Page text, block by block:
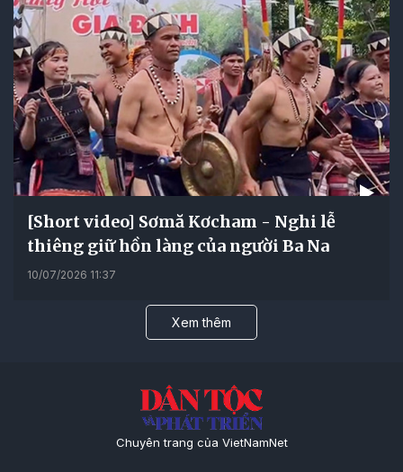
[Short video] Sơmă Kơcham - Nghi lễ
thiêng giữ hồn làng của người Ba Na
10/07/2026 11:37
Xem thêm
Chuyên trang của VietNamNet